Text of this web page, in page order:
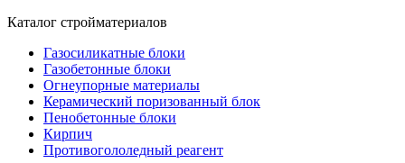
Каталог стройматериалов
Газосиликатные блоки
Газобетонные блоки
Огнеупорные материалы
Керамический поризованный блок
Пенобетонные блоки
Кирпич
Противогололедный реагент